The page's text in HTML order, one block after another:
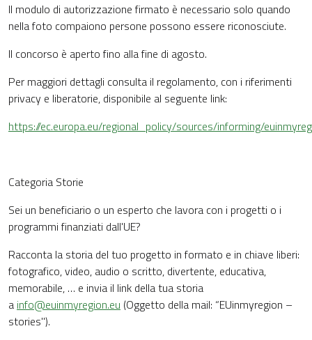
Il modulo di autorizzazione firmato è necessario solo quando
nella foto compaiono persone possono essere riconosciute.
Il concorso è aperto fino alla fine di agosto.
Per maggiori dettagli consulta il regolamento, con i riferimenti
privacy e liberatorie, disponibile al seguente link:
https://ec.europa.eu/regional_policy/sources/informing/
Categoria Storie
Sei un beneficiario o un esperto che lavora con i progetti o i
programmi finanziati dall'UE?
Racconta la storia del tuo progetto in formato e in chiave liberi:
fotografico, video, audio o scritto, divertente, educativa,
memorabile, … e invia il link della tua storia
a info@euinmyregion.eu (Oggetto della mail: “EUinmyregion –
stories").